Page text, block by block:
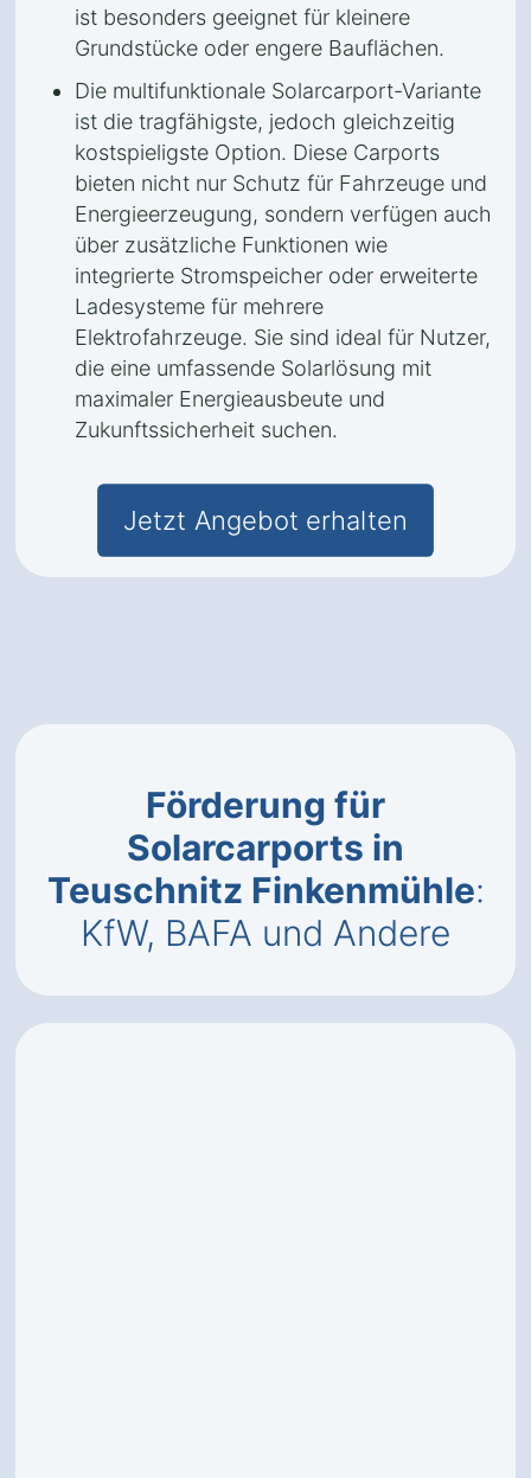
ist besonders geeignet für kleinere
Grundstücke oder engere Bauflächen.
Die multifunktionale Solarcarport-Variante
ist die tragfähigste, jedoch gleichzeitig
kostspieligste Option. Diese Carports
bieten nicht nur Schutz für Fahrzeuge und
Energieerzeugung, sondern verfügen auch
über zusätzliche Funktionen wie
integrierte Stromspeicher oder erweiterte
Ladesysteme für mehrere
Elektrofahrzeuge. Sie sind ideal für Nutzer,
die eine umfassende Solarlösung mit
maximaler Energieausbeute und
Zukunftssicherheit suchen.
Jetzt Angebot erhalten
Förderung für
Solarcarports in
Teuschnitz Finkenmühle:
KfW, BAFA und Andere